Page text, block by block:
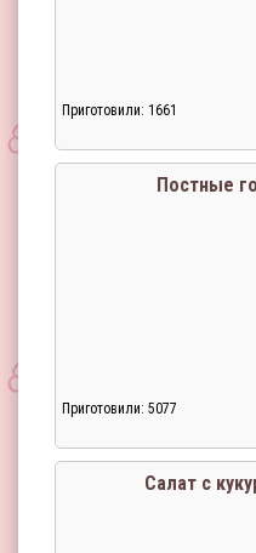
Приготовили: 1661
Постные
Приготовили: 5077
Салат с